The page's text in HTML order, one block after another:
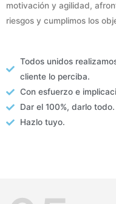
motivación y agilidad,
riesgos y cumplimos los
Todos unidos
cliente lo perciba.
Con esfuerzo e
Dar el 100%, darlo todo.
Hazlo tuyo.